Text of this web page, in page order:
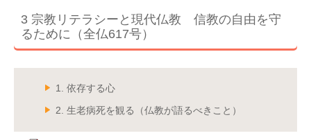
3 宗教リテラシーと現代仏教 信教の自由を守
るために（全仏617号）
1. 依存する心
2. 生老病死を観る（仏教が語るべきこと）